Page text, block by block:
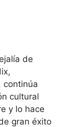
de
continúa
cultural
y lo hace
gran éxito